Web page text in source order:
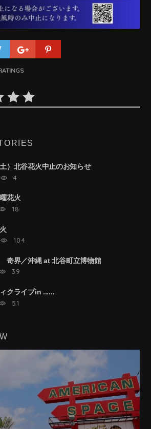
）北谷花火中止のお知らせ
4
花火
18
104
奇界／沖縄 at 北谷町立博物館
39
クライブin ......
51